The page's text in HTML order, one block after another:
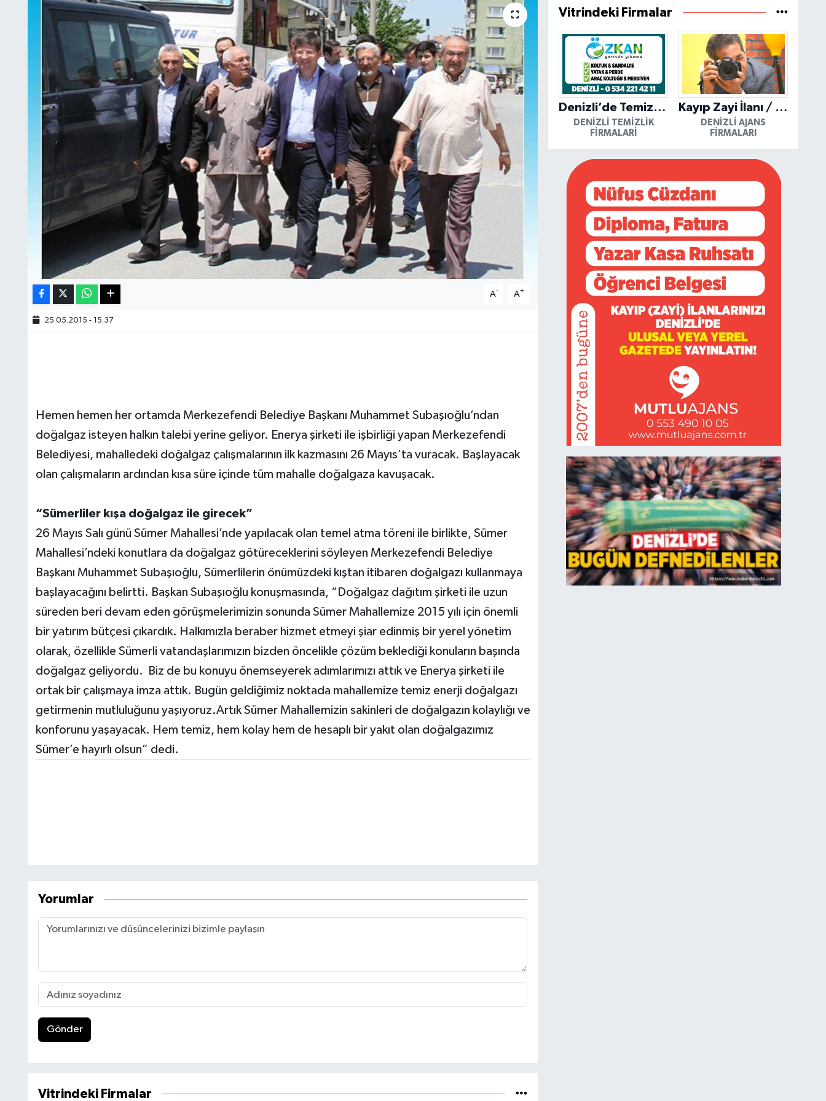
A- A+
25.05.2015 - 15:37
Hemen hemen her ortamda Merkezefendi Belediye Başkanı Muhammet Subaşıoğlu’ndan
doğalgaz isteyen halkın talebi yerine geliyor. Enerya şirketi ile işbirliği yapan Merkezefendi
Belediyesi, mahalledeki doğalgaz çalışmalarının ilk kazmasını 26 Mayıs’ta vuracak. Başlayacak
olan çalışmaların ardından kısa süre içinde tüm mahalle doğalgaza kavuşacak.
“Sümerliler kışa doğalgaz ile girecek”
26 Mayıs Salı günü Sümer Mahallesi’nde yapılacak olan temel atma töreni ile birlikte, Sümer
Mahallesi’ndeki konutlara da doğalgaz götüreceklerini söyleyen Merkezefendi Belediye
Başkanı Muhammet Subaşıoğlu, Sümerlilerin önümüzdeki kıştan itibaren doğalgazı kullanmaya
başlayacağını belirtti. Başkan Subaşıoğlu konuşmasında, “Doğalgaz dağıtım şirketi ile uzun
süreden beri devam eden görüşmelerimizin sonunda Sümer Mahallemize 2015 yılı için önemli
bir yatırım bütçesi çıkardık. Halkımızla beraber hizmet etmeyi şiar edinmiş bir yerel yönetim
olarak, özellikle Sümerli vatandaşlarımızın bizden öncelikle çözüm beklediği konuların başında
doğalgaz geliyordu. Biz de bu konuyu önemseyerek adımlarımızı attık ve Enerya şirketi ile
ortak bir çalışmaya imza attık. Bugün geldiğimiz noktada mahallemize temiz enerji doğalgazı
getirmenin mutluluğunu yaşıyoruz.Artık Sümer Mahallemizin sakinleri de doğalgazın kolaylığı ve
konforunu yaşayacak. Hem temiz, hem kolay hem de hesaplı bir yakıt olan doğalgazımız
Sümer’e hayırlı olsun” dedi.
Yorumlar
Gönder
Vitrindeki Firmalar
Vitrindeki Firmalar
Denizli’de Temizliğin Güvenilir Adresi: Özkan Yerinde Yıkama
DENIZLI TEMIZLIK
FIRMALARI
Kayıp Zayi İlanı / Mutlu Ajans / Denizli
DENIZLI AJANS
FIRMALARI